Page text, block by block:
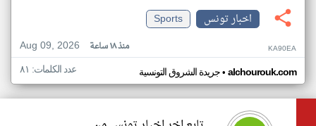
اخبار تونس
Sports
Aug 09, 2026
منذ ١٨ ساعة KA90EA
جريدة الشروق التونسية• alchourouk.com عدد الكلمات: ٨١